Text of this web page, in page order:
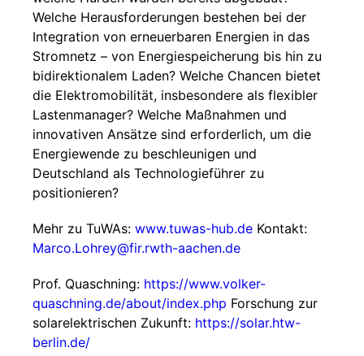
Welche Herausforderungen bestehen bei der
Integration von erneuerbaren Energien in das
Stromnetz – von Energiespeicherung bis hin zu
bidirektionalem Laden? Welche Chancen bietet
die Elektromobilität, insbesondere als flexibler
Lastenmanager? Welche Maßnahmen und
innovativen Ansätze sind erforderlich, um die
Energiewende zu beschleunigen und
Deutschland als Technologieführer zu
positionieren?
Mehr zu TuWAs: www.tuwas-hub.de Kontakt:
Marco.Lohrey@fir.rwth-aachen.de
Prof. Quaschning: https://www.volker-
quaschning.de/about/index.php Forschung zur
solarelektrischen Zukunft: https://solar.htw-
berlin.de/